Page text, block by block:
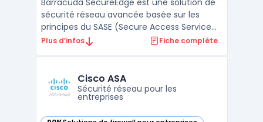
Barracuda SecureEdge est une solution de
sécurité réseau avancée basée sur les
principes du SASE (Secure Access Service
Edge), une architecture qui combine les
approche permet aux entreprises de
centraliser la gestion de l ...
Plus d’infos Fiche complète
Cisco ASA
Sécurité réseau pour les
entreprises